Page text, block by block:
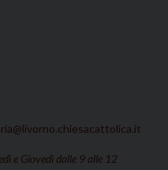
e Giovedì dalle 9 alle 12